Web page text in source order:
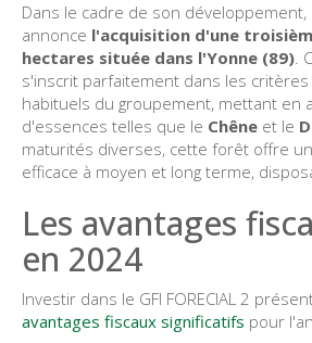
Dans le cadre de son développement,
annonce l'acquisition d'une
hectares située dans l'Yonne (89).
s'inscrit parfaitement dans les
habituels du groupement, mettant en
d'essences telles que le Chêne et le
maturités diverses, cette forêt offre
efficace à moyen et long terme,
Les avantages
en 2024
Investir dans le GFI FORECIAL 2
avantages fiscaux significatifs pour